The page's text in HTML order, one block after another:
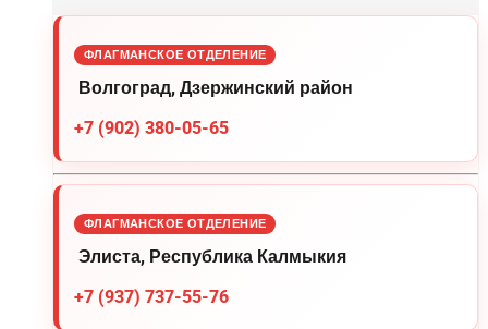
ФЛАГМАНСКОЕ ОТДЕЛЕНИЕ
Волгоград, Дзержинский район
+7 (902) 380-05-65
ФЛАГМАНСКОЕ ОТДЕЛЕНИЕ
Элиста, Республика Калмыкия
+7 (937) 737-55-76